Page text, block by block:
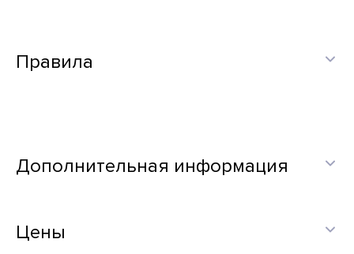
Правила
Дополнительная информация
Цены